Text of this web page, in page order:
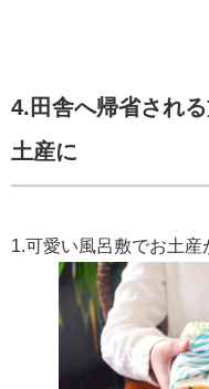
4.田舎へ帰省され
土産に
1.可愛い風呂敷でお土産